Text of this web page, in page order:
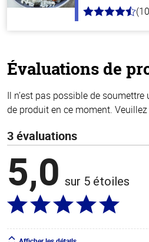
4.3
Évaluations de
Il n’est pas possible de
de produit en ce moment.
3 évaluations
5,0 sur 5 étoiles